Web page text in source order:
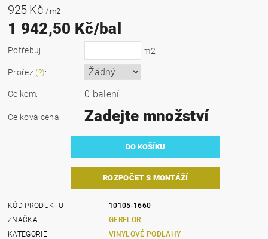
925 Kč / m2
1 942,50 Kč/bal
Potřebuji: m2
Prořez (?):
Celkem: 0 balení
Celková cena: Zadejte množství
ROZPOČET S MONTÁŽÍ
KÓD PRODUKTU
10105-1660
ZNAČKA
GERFLOR
KATEGORIE
VINYLOVÉ PODLAHY